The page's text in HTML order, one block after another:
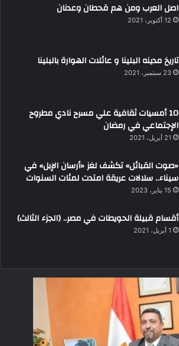
اصل العرب ومن هم قحطان وعدنان
12 أكتوبر، 2021
تاريخ مدينه البلينا و عائلات الهوارة بالبلينا
23 سبتمبر، 2021
10 أمسيات ثقافية علي مسرح نادي مطروح
الإجتماعي في رمضان
21 أبريل، 2021
«صوت القبائل» تكشف لغز «أرسان الإبل» في
سيناء.. سلالات عريقة امتدت لمئات السنوات
15 يناير، 2023
أقسام قبيلة الحويطات في مصر.. (الجزء الثالث)
1 أبريل، 2021